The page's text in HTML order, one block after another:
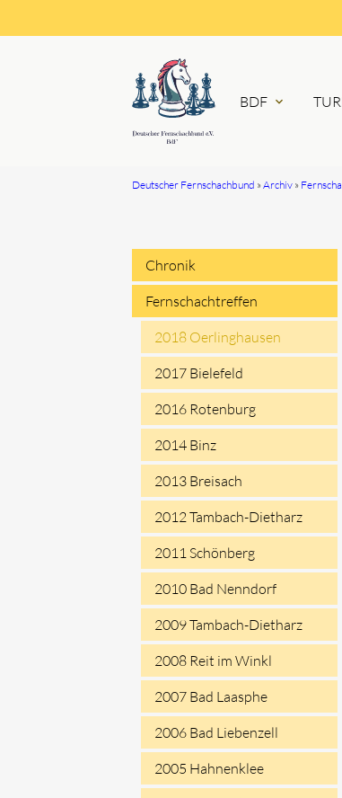
BDF expand_more
Deutscher Fernschachbund Archiv
Navigation
überspringen
Chronik
Fernschachtreffen
2018 Oerlinghausen
2017 Bielefeld
2016 Rotenburg
2014 Binz
2013 Breisach
2012 Tambach-Dietharz
2011 Schönberg
2010 Bad Nenndorf
2009 Tambach-Dietharz
2008 Reit im Winkl
2007 Bad Laasphe
2006 Bad Liebenzell
2005 Hahnenklee